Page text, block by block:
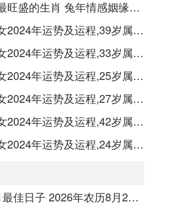
2023年姻缘最旺盛的生肖 兔年情感姻缘运比较旺的属相
1985年属牛女2024年运势及运程,39岁属牛人2024全年每月运势女性如何
1991年属羊女2024年运势及运程,33岁属羊人2024全年每月运势女性如何
1999年属兔女2024年运势及运程,25岁属兔人2024全年每月运势女性如何
1997年属牛女2024年运势及运程,27岁属牛人2024全年每月运势女性如何
1982年属狗女2024年运势及运程,42岁属狗人2024全年每月运势女性如何
2000年属龙女2024年运势及运程,24岁属龙人2024全年每月运势女性如何
2026农历8月最佳日子 2026年农历8月26日是多少号